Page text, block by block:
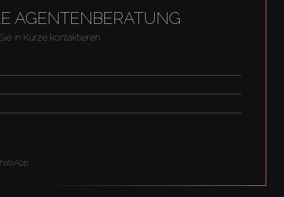
AGENTENBERATUNG
in Kürze kontaktieren